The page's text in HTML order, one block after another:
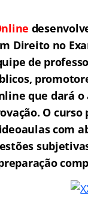
Direito no
de
que dará o
O curso
com